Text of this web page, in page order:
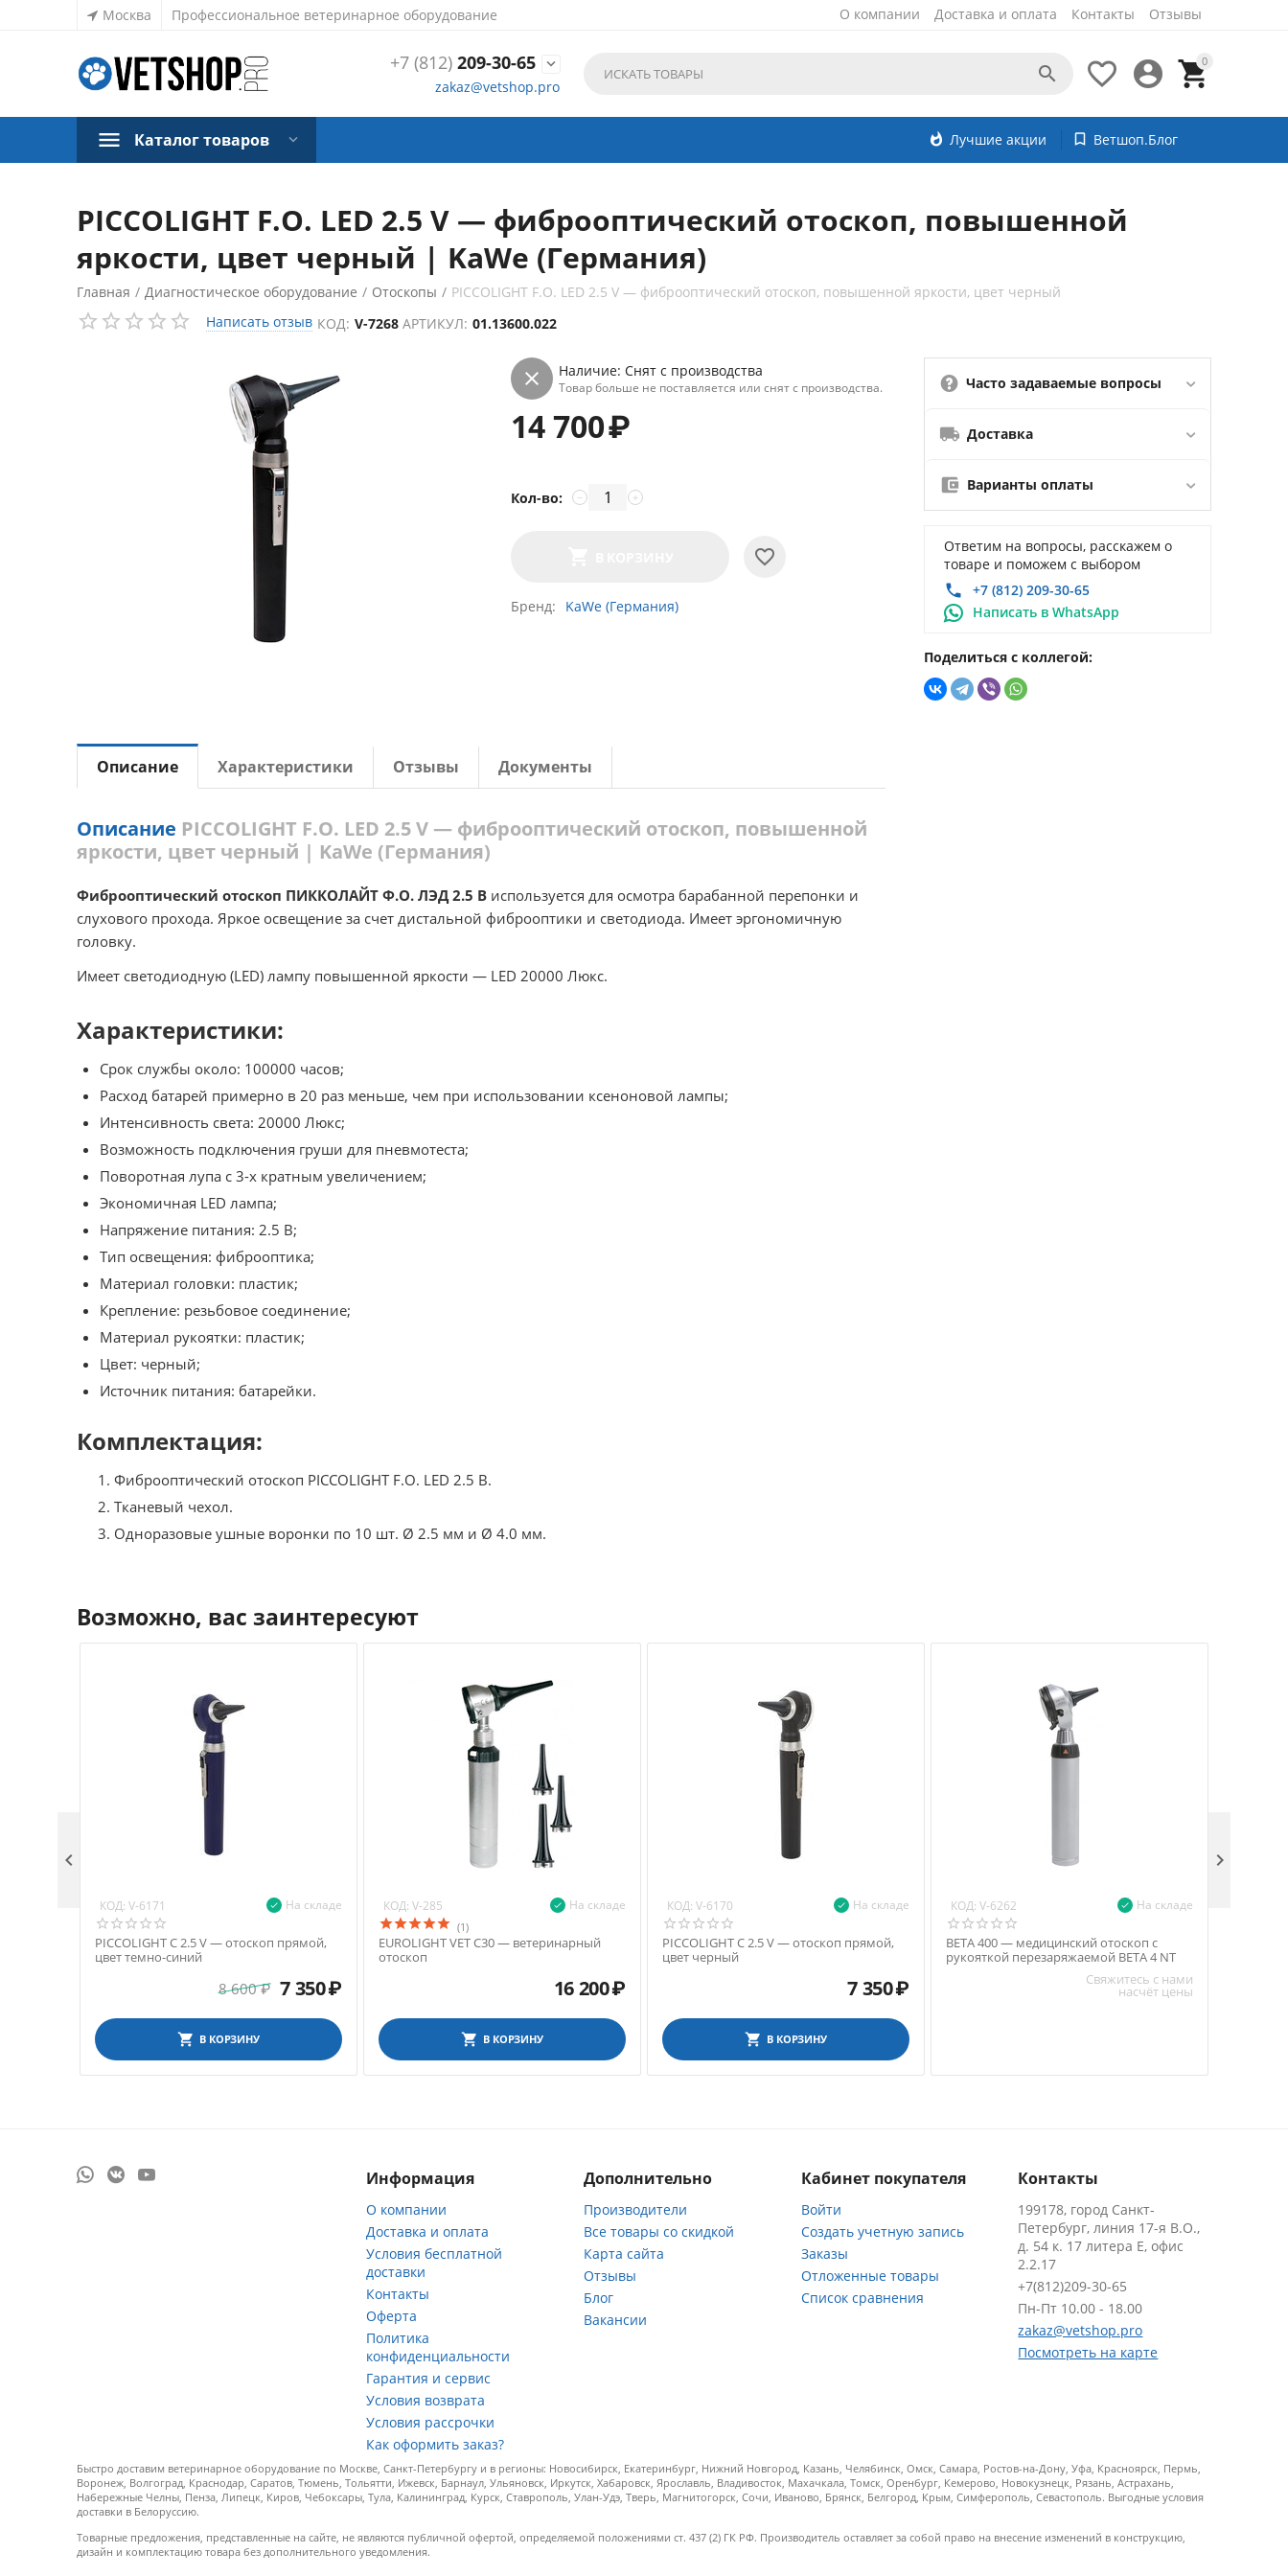
Москва Профессиональное ветеринарное оборудование О компании Доставка и оплата Контакты Отзывы
+7 (812)209-30-65 
zakaz@vetshop.pro
0




Каталог товаров whatshot Лучшие акции bookmark_border Ветшоп.Блог
PICCOLIGHT F.O. LED 2.5 V — фиброоптический отоскоп, повышенной
яркости, цвет черный | KaWe (Германия)
Главная / Диагностическое оборудование / Отоскопы / PICCOLIGHT F.O. LED 2.5 V — фиброоптический отоскоп, повышенной яркости, цвет черный
Написать отзыв КОД: V-7268 АРТИКУЛ: 01.13600.022
Наличие: Снят с производства
Товар больше не поставляется или снят с производства.
14 700₽
Кол-во: +
−
Бренд KaWe (Германия)
Часто задаваемые вопросы
Доставка
Варианты оплаты
Ответим на вопросы, расскажем о
товаре и поможем с выбором
+7 (812) 209-30-65
Написать в WhatsApp
Поделиться с коллегой:
Описание Характеристики Отзывы Документы
Описание PICCOLIGHT F.O. LED 2.5 V — фиброоптический отоскоп, повышенной
яркости, цвет черный | KaWe (Германия)
Фиброоптический отоскоп ПИККОЛАЙТ Ф.О. ЛЭД 2.5 В используется для осмотра барабанной перепонки и
слухового прохода. Яркое освещение за счет дистальной фиброоптики и светодиода. Имеет эргономичную
головку.
Имеет светодиодную (LED) лампу повышенной яркости — LED 20000 Люкс.
Характеристики:
Срок службы около: 100000 часов;
Расход батарей примерно в 20 раз меньше, чем при использовании ксеноновой лампы;
Интенсивность света: 20000 Люкс;
Возможность подключения груши для пневмотеста;
Поворотная лупа с 3-х кратным увеличением;
Экономичная LED лампа;
Напряжение питания: 2.5 В;
Тип освещения: фиброоптика;
Материал головки: пластик;
Крепление: резьбовое соединение;
Материал рукоятки: пластик;
Цвет: черный;
Источник питания: батарейки.
Комплектация:
Фиброоптический отоскоп PICCOLIGHT F.O. LED 2.5 В.
Тканевый чехол.
Одноразовые ушные воронки по 10 шт. Ø 2.5 мм и Ø 4.0 мм.
Возможно, вас заинтересуют
КОД: V-6171 На складе
PICCOLIGHT C 2.5 V — отоскоп прямой,
цвет темно-синий
8 600 ₽ 7 350₽
В КОРЗИНУ
КОД: V-285 На складе
(1)
EUROLIGHT VET C30 — ветеринарный
отоскоп
16 200₽
В КОРЗИНУ
КОД: V-6170 На складе
PICCOLIGHT C 2.5 V — отоскоп прямой,
цвет черный
7 350₽
В КОРЗИНУ
КОД: V-6262 На складе
BETA 400 — медицинский отоскоп с
рукояткой перезаряжаемой BETA 4 NT
Свяжитесь с нами
насчёт цены
 
Информация
О компании
Доставка и оплата
Условия бесплатной
доставки
Контакты
Оферта
Политика
конфиденциальности
Гарантия и сервис
Условия возврата
Условия рассрочки
Как оформить заказ?
Дополнительно
Производители
Все товары со скидкой
Карта сайта
Отзывы
Блог
Вакансии
Кабинет покупателя
Войти
Создать учетную запись
Заказы
Отложенные товары
Список сравнения
Контакты
199178, город Санкт-
Петербург, линия 17-я В.О.,
д. 54 к. 17 литера Е, офис
2.2.17
+7(812)209-30-65
Пн-Пт 10.00 - 18.00
zakaz@vetshop.pro
Посмотреть на карте
Быстро доставим ветеринарное оборудование по Москве, Санкт-Петербургу и в регионы: Новосибирск, Екатеринбург, Нижний Новгород, Казань, Челябинск, Омск, Самара, Ростов-на-Дону, Уфа, Красноярск, Пермь,
Воронеж, Волгоград, Краснодар, Саратов, Тюмень, Тольятти, Ижевск, Барнаул, Ульяновск, Иркутск, Хабаровск, Ярославль, Владивосток, Махачкала, Томск, Оренбург, Кемерово, Новокузнецк, Рязань, Астрахань,
Набережные Челны, Пенза, Липецк, Киров, Чебоксары, Тула, Калининград, Курск, Ставрополь, Улан-Удэ, Тверь, Магнитогорск, Сочи, Иваново, Брянск, Белгород, Крым, Симферополь, Севастополь. Выгодные условия
доставки в Белоруссию.
Товарные предложения, представленные на сайте, не являются публичной офертой, определяемой положениями ст. 437 (2) ГК РФ. Производитель оставляет за собой право на внесение изменений в конструкцию,
дизайн и комплектацию товара без дополнительного уведомления.